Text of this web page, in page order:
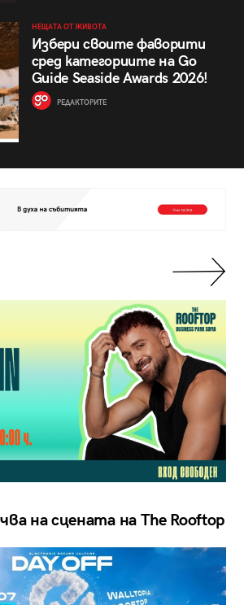
НЕЩАТА ОТ ЖИВОТА
Избери своите фаворити
сред категориите на Go
Guide Seaside Awards 2026!
РЕДАКТОРИТЕ
на сцената на The Rooftop